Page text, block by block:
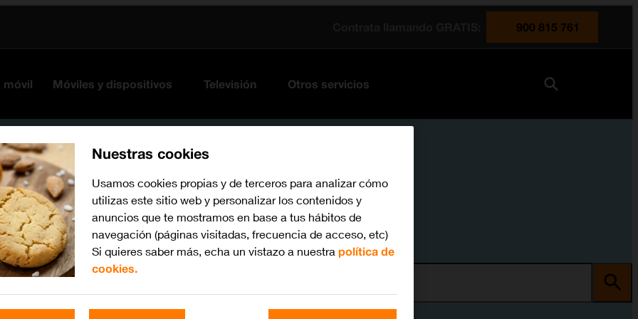
900 815 761
móvil Móviles y dispositivos Televisión Otros servicios
Nuestras cookies
Usamos cookies propias y de terceros para analizar cómo
utilizas este sitio web y personalizar los contenidos y
anuncios que te mostramos en base a tus hábitos de
navegación (páginas visitadas, frecuencia de acceso, etc)
Si quieres saber más, echa un vistazo a nuestra política de
cookies.